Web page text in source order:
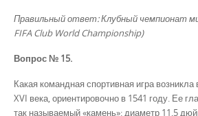
Правильный ответ: Клубный чемпионат
FIFA Club World Championship)
Вопрос № 15.
Какая командная спортивная игра
XVI века, ориентировочно в 1541 году. Ее
так называемый «камень»: диаметр 11,5